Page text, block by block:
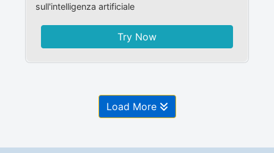
sull'intelligenza artificiale
Try Now
Load More